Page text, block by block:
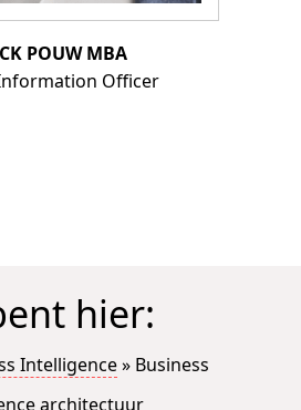
POUW MBA
Officer
hier:
Intelligence» Business
architectuur